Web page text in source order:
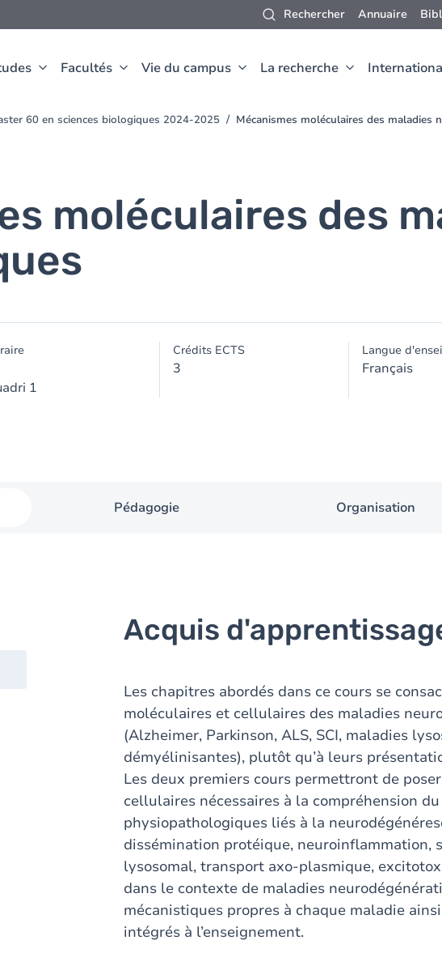
Rechercher Annuaire
Facultés Vie du campus La recherche
60 en sciences biologiques 2024-2025 Mécanismes moléculaires des maladies
moléculaires des
1
Crédits ECTS
3
Langue
Français
Pédagogie Organisation
Acquis
Les chapitres abordés dans ce cours se
moléculaires et cellulaires des maladies
(Alzheimer, Parkinson, ALS, SCI, maladies
démyélinisantes), plutôt qu’à leurs
Les deux premiers cours permettront de
cellulaires nécessaires à la compréhension
physiopathologiques liés à la
dissémination protéique,
lysosomal, transport axo-plasmique,
dans le contexte de maladies
mécanistiques propres à chaque maladie
intégrés à l’enseignement.